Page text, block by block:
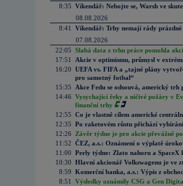
8:35 Víkendář: Nebojte se, Warsh ve
08.08.2026
8:41
Víkendář: Trhy nemají rády prázdné
07.08.2026
22:05 Slabá data z trhu práce pomohla
17:51
Akcie v optimismu, průmysl v
16:20 UEFA vs. FIFA a „tajné plány
pro samotný fotbal“
15:35
Akce Fedu se odsouvá, americký
14:46 Vysychající řeky a ničivé požáry v
finanční trhy
12:55 Co je vlastně cílem americké
12:35 Po raketovém růstu přichází
12:26
Závěr týdne je pro akcie převážně
11:52 ČEZ, a.s.: Oznámení o výplatě
11:00 Perly týdne: Zlato nahoru a SpaceX
10:30 Hlavní akcionář Volkswagenu je ve
8:59 Komerční banka, a.s.: Výpis z
8:51
Výsledky oznámily CSG a Gen